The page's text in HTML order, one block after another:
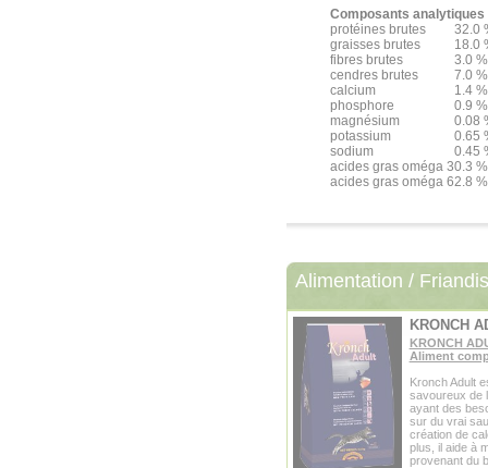
Composants analytiques
protéines brutes
32.0
graisses brutes
18.0
fibres brutes
3.0 %
cendres brutes
7.0 %
calcium
1.4 %
phosphore
0.9 %
magnésium
0.08
potassium
0.65
sodium
0.45
acides gras oméga 30.3 %
acides gras oméga 62.8 %
Alimentation /
KRONCH
KRONCH
Aliment
Kronch Adult
savoureux de
ayant des
sur du vrai
création de
plus, il aide à
provenant du